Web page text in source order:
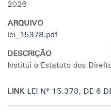
2026
ARQUIVO
lei_15378.pdf
DESCRIÇÃO
Institui o Estatuto dos
LINK LEI Nº 15.378, DE 6